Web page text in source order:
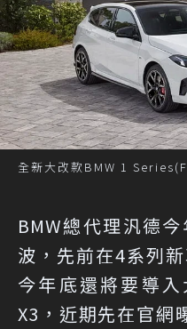
全新大改款BMW 1
BMW總代理汎德
波，先前在4系列
今年底還將要導入
X3，近期先在官網